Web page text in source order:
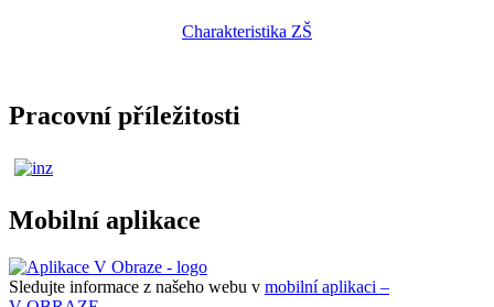
Charakteristika ZŠ
Pracovní příležitosti
Mobilní aplikace
Sledujte informace z našeho webu v mobilní aplikaci –